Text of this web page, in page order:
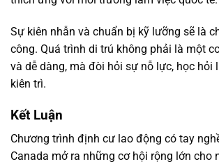
Sự kiên nhẫn và chuẩn bị kỹ lưỡng sẽ là
công. Quá trình di trú không phải là một
và dễ dàng, mà đòi hỏi sự nỗ lực, học hỏi
kiên trì.
Kết Luận
Chương trình định cư lao động có tay
Canada mở ra những cơ hội rộng lớn cho